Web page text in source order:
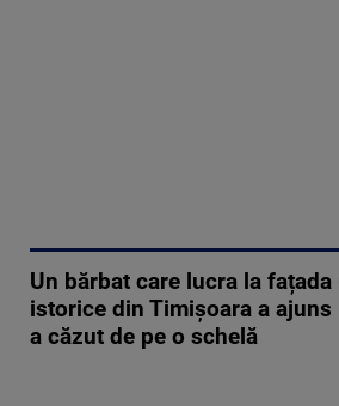
Un bărbat care lucra la
istorice din Timișoara a
a căzut de pe o schelă